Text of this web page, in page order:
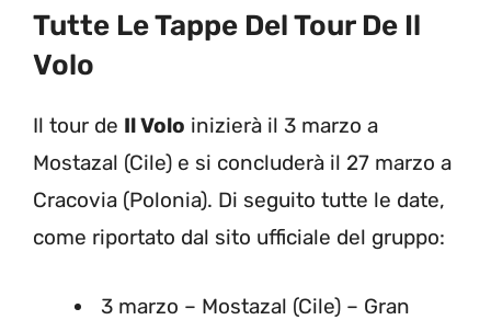
Tutte Le Tappe Del Tour De Il
Volo
Il tour de Il Volo inizierà il 3 marzo a
Mostazal (Cile) e si concluderà il 27 marzo a
Cracovia (Polonia). Di seguito tutte le date,
come riportato dal sito ufficiale del gruppo:
3 marzo – Mostazal (Cile) – Gran